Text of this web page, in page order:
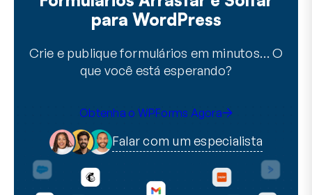
para WordPress
Crie e publique formulários em minutos… O
que você está esperando?
Obtenha o WPForms Agora
Falar com um especialista